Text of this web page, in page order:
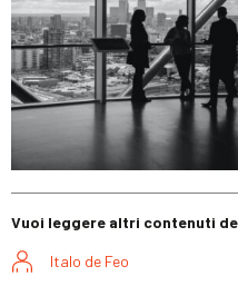
Vuoi leggere altri contenuti
Italo de Feo